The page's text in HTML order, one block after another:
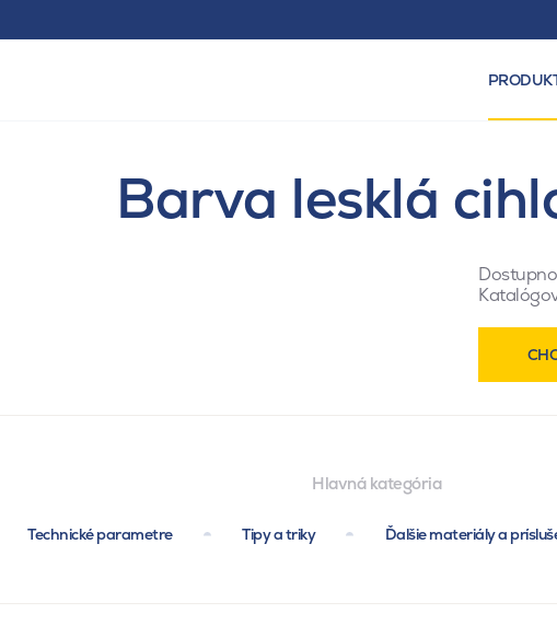
Barva lesklá
Hlavná kategória
Technické parametre Tipy a triky Ďalšie materiály a